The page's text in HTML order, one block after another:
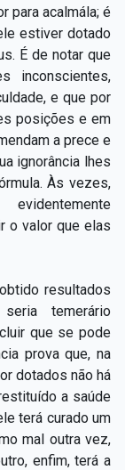
para acalmála; é
estiver dotado
É de notar que
inconscientes,
e que por
posições e em
a prece e
ignorância lhes
Às vezes,
o valor que elas
resultados
temerário
que se pode
prova que, na
dotados não há
a saúde
terá curado um
mal outra vez,
enfim, terá a